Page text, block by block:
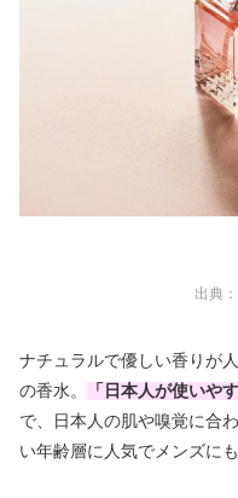
出典：
ナチュラルで優しい香りが
の香水。
「日本人が使いや
で、日本人の肌や嗅覚に合
い年齢層に人気でメンズにも